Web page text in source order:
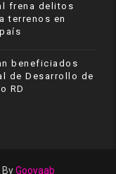
frena delitos
terrenos en
beneficiados
de Desarrollo de
RD
ByGooyaab